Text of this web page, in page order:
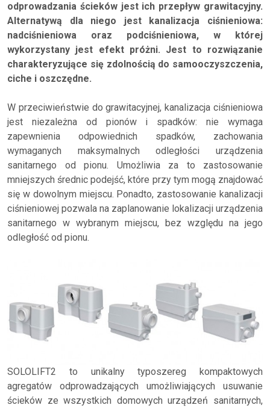
odprowadzania ścieków jest ich przepływ grawitacyjny.
Alternatywą dla niego jest kanalizacja ciśnieniowa:
nadciśnieniowa oraz podciśnieniowa, w której
wykorzystany jest efekt próżni. Jest to rozwiązanie
charakteryzujące się zdolnością do samooczyszczenia,
ciche i oszczędne.
W przeciwieństwie do grawitacyjnej, kanalizacja ciśnieniowa
jest niezależna od pionów i spadków: nie wymaga
zapewnienia odpowiednich spadków, zachowania
wymaganych maksymalnych odległości urządzenia
sanitarnego od pionu. Umożliwia za to zastosowanie
mniejszych średnic podejść, które przy tym mogą znajdować
się w dowolnym miejscu. Ponadto, zastosowanie kanalizacji
ciśnieniowej pozwala na zaplanowanie lokalizacji urządzenia
sanitarnego w wybranym miejscu, bez względu na jego
odległość od pionu.
SOLOLIFT2 to unikalny typoszereg kompaktowych
agregatów odprowadzających umożliwiających usuwanie
ścieków ze wszystkich domowych urządzeń sanitarnych,